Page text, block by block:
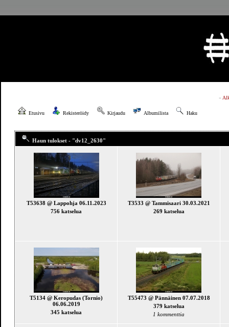
»
Etusivu Rekisteröidy Kirjaudu Albumilista Haku
Haun tulokset - "dv12_2630"
T53638 @ Lappohja 06.11.2023
756 katselua
T3533 @ Tammisaari 30.03.2021
269 katselua
T5134 @ Keropudas (Tornio)
06.06.2019
345 katselua
T55473 @ Pännäinen 07.07.2018
379 katselua
1 kommenttia